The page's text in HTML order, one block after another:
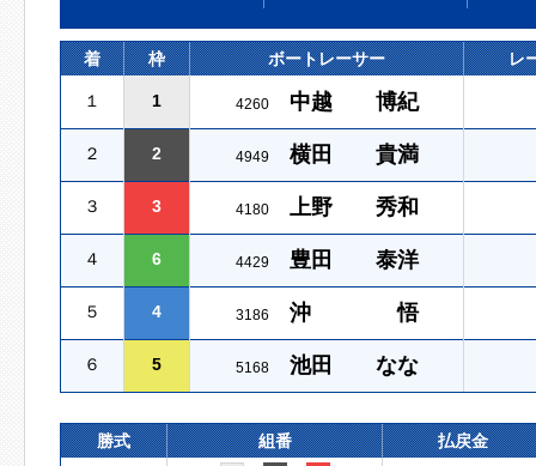
着 枠 ボートレーサー レ
１ 1 4260 中越 博紀
２ 2 4949 横田 貴満
３ 3 4180 上野 秀和
４ 6 4429 豊田 泰洋
５ 4 3186 沖 悟
６ 5 5168 池田 なな
勝式 組番 払戻金